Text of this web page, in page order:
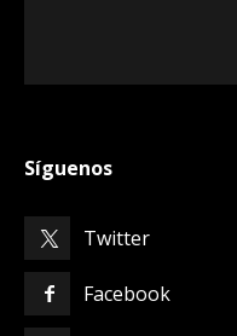
Síguenos
Twitter
Facebook